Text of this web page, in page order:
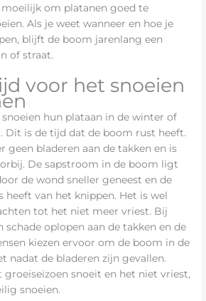
om platanen goed te
Als je weet wanneer en hoe je
blijft de boom jarenlang een
of straat.
voor het snoeien
hun plataan in de winter of
Dit is de tijd dat de boom rust heeft.
geen bladeren aan de takken en is
De sapstroom in de boom ligt
de wond sneller geneest en de
heeft van het knippen. Het is wel
tot het niet meer vriest. Bij
schade oplopen aan de takken en de
kiezen ervoor om de boom in de
nadat de bladeren zijn gevallen.
snoeit en het niet vriest,
snoeien.